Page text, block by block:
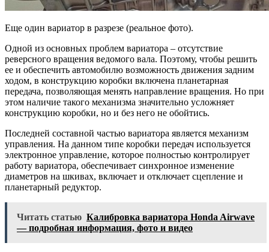
Еще один вариатор в разрезе (реальное фото).
Одной из основных проблем вариатора – отсутствие
реверсного вращения ведомого вала. Поэтому, чтобы решить
ее и обеспечить автомобилю возможность движения задним
ходом, в конструкцию коробки включена планетарная
передача, позволяющая менять направление вращения. Но при
этом наличие такого механизма значительно усложняет
конструкцию коробки, но и без него не обойтись.
Последней составной частью вариатора является механизм
управления. На данном типе коробки передач используется
электронное управление, которое полностью контролирует
работу вариатора, обеспечивает синхронное изменение
диаметров на шкивах, включает и отключает сцепление и
планетарный редуктор.
Читать статью Калибровка вариатора Honda Airwave
— подробная информация, фото и видео